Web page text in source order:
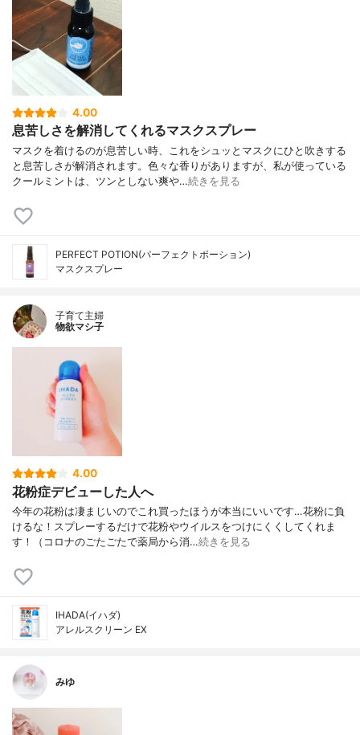
4.00
息苦しさを解消してくれるマスクスプレー
マスクを着けるのが息苦しい時、これをシュッとマスクにひと吹きする
と息苦しさが解消されます。色々な香りがありますが、私が使っている
クールミントは、ツンとしない爽や…続きを見る
PERFECT POTION(パーフェクトポーション)
マスクスプレー
子育て主婦
物欲マシ子
4.00
花粉症デビューした人へ
今年の花粉は凄まじいのでこれ買ったほうが本当にいいです…花粉に負
けるな！スプレーするだけで花粉やウイルスをつけにくくしてくれま
す！（コロナのごたごたで薬局から消…続きを見る
IHADA(イハダ)
アレルスクリーン EX
みゆ